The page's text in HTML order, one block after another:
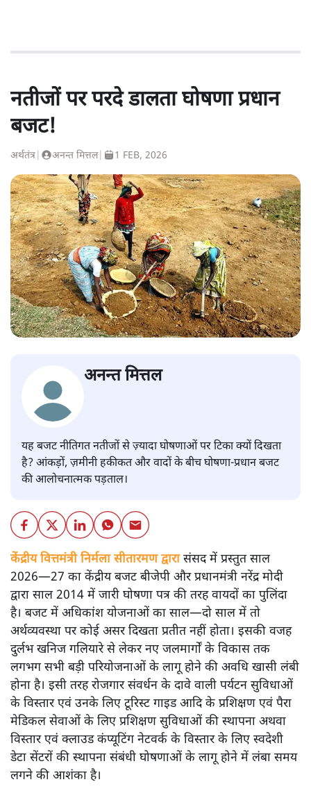
नतीजों पर परदे डालता घोषणा प्रधान
बजट!
अर्थतंत्र अनन्त मित्तल| 1 FEB, 2026
अनन्त मित्तल
यह बजट नीतिगत नतीजों से ज़्यादा घोषणाओं पर टिका क्यों दिखता
है? आंकड़ों, ज़मीनी हकीकत और वादों के बीच घोषणा-प्रधान बजट
की आलोचनात्मक पड़ताल।
केंद्रीय वित्तमंत्री निर्मला सीतारमण द्वारासंसद में प्रस्तुत साल
2026—27 का केंद्रीय बजट बीजेपी और प्रधानमंत्री नरेंद्र मोदी
द्वारा साल 2014 में जारी घोषणा पत्र की तरह वायदों का पुलिंदा
है। बजट में अधिकांश योजनाओं का साल—दो साल में तो
अर्थव्यवस्था पर कोई असर दिखता प्रतीत नहीं होता। इसकी वजह
दुर्लभ खनिज गलियारे से लेकर नए जलमार्गों के विकास तक
लगभग सभी बड़ी परियोजनाओं के लागू होने की अवधि खासी लंबी
होना है। इसी तरह रोजगार संवर्धन के दावे वाली पर्यटन सुविधाओं
के विस्तार एवं उनके लिए टूरिस्ट गाइड आदि के प्रशिक्षण एवं पैरा
मेडिकल सेवाओं के लिए प्रशिक्षण सुविधाओं की स्थापना अथवा
विस्तार एवं क्लाउड कंप्यूटिंग नेटवर्क के विस्तार के लिए स्वदेशी
डेटा सेंटरों की स्थापना संबंधी घोषणाओं के लागू होने में लंबा समय
लगने की आशंका है।